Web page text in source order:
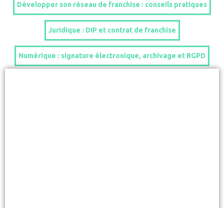
Développer son réseau de franchise : conseils pratiques
Juridique : DIP et contrat de franchise
Numérique : signature électronique, archivage et RGPD